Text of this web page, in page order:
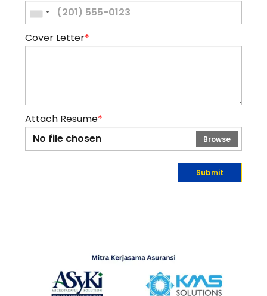
Cover Letter*
Attach Resume*
No file chosen
Browse
Submit